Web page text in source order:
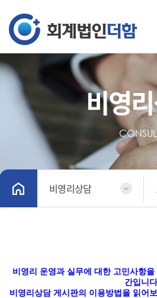
비영
비영리상담
비영리 운영과 실무에 대한 고민사항
간입니다
비영리상담 게시판의 이용방법을 읽어